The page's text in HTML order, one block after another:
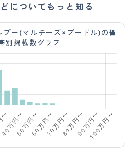
についてもっと知る
プー(マルチーズ×プードル)の価
別掲載数グラフ